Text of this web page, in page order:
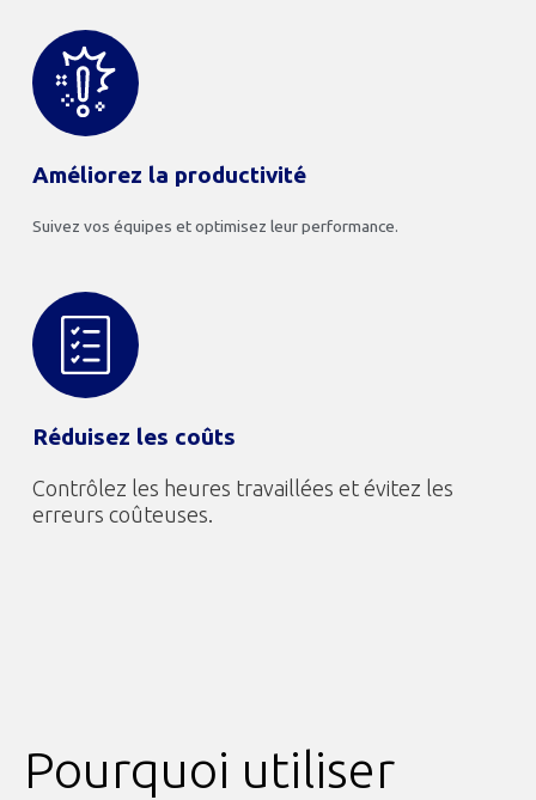
Améliorez la productivité
Suivez vos équipes et optimisez leur performance.
Réduisez les coûts
Contrôlez les heures travaillées et évitez les
erreurs coûteuses.
Pourquoi utiliser